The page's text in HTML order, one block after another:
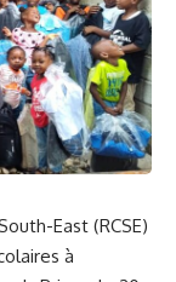
East (RCSE)
à